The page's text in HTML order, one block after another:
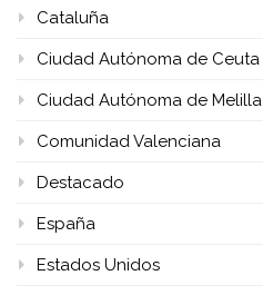
Cataluña
Ciudad Autónoma de Ceuta
Ciudad Autónoma de Melilla
Comunidad Valenciana
Destacado
España
Estados Unidos